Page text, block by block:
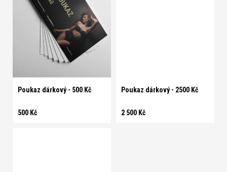
Poukaz dárkový - 500 Kč
500 Kč
Poukaz dárkový - 2500 Kč
2 500 Kč